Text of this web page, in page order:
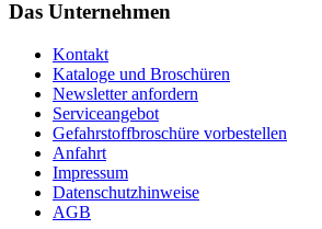
Das Unternehmen
Kontakt
Kataloge und Broschüren
Newsletter anfordern
Serviceangebot
Gefahrstoffbroschüre vorbestellen
Anfahrt
Impressum
Datenschutzhinweise
AGB